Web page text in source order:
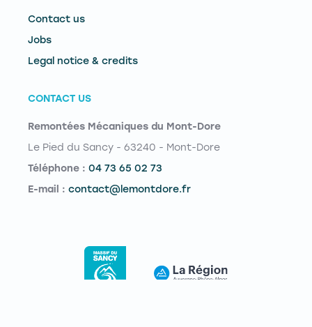
Contact us
Jobs
Legal notice & credits
CONTACT US
Remontées Mécaniques du Mont-Dore
Le Pied du Sancy - 63240 - Mont-Dore
Téléphone : 04 73 65 02 73
E-mail : contact@lemontdore.fr